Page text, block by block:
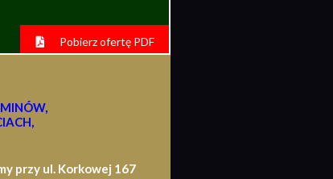
Pobierz ofertę PDF
przy ul. Korkowej 167